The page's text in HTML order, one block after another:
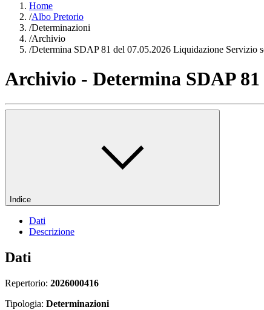
Home
/Albo Pretorio
/Determinazioni
/Archivio
/Determina SDAP 81 del 07.05.2026 Liquidazione Servizio
Archivio - Determina SDAP
Indice
Dati
Descrizione
Dati
Repertorio: 2026000416
Tipologia: Determinazioni